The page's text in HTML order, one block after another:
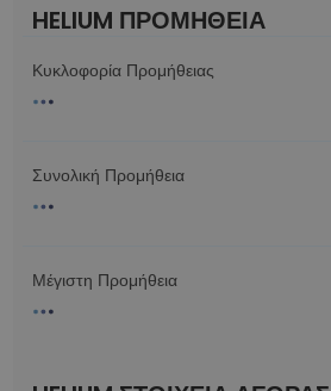
HELIUM ΠΡΟΜΗΘΕΙΑ
Κυκλοφορία Προμήθειας
Συνολική Προμήθεια
Μέγιστη Προμήθεια